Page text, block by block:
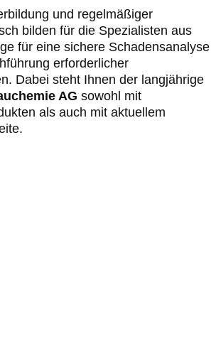
und regelmäßiger
bilden für die Spezialisten aus
für eine sichere Schadensanalyse
erforderlicher
Dabei steht Ihnen der langjährige
AG sowohl mit
als auch mit aktuellem